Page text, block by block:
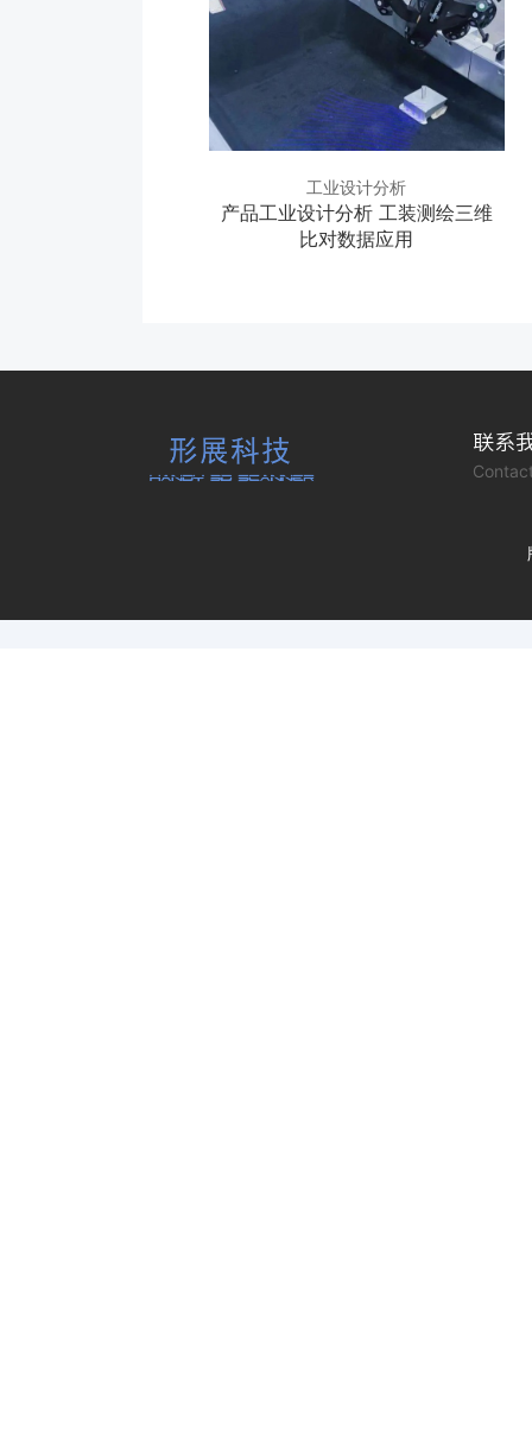
工业设计分析
产品工业设计分析 工装测绘三维
比对数据应用
联系